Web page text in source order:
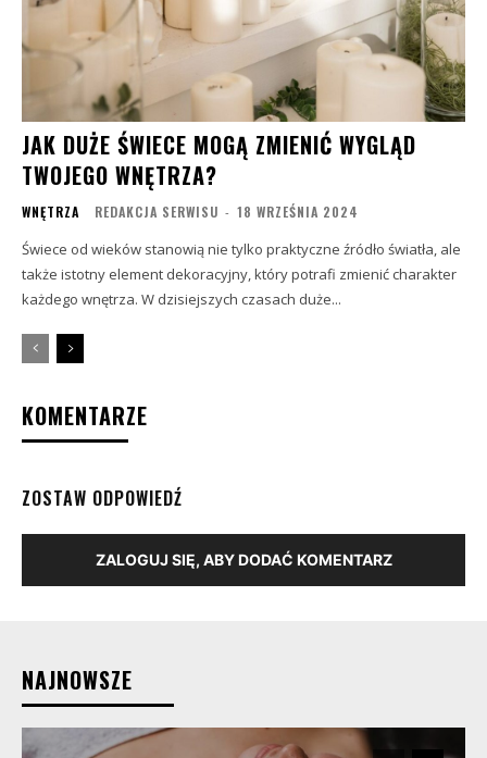
JAK DUŻE ŚWIECE MOGĄ ZMIENIĆ WYGLĄD
TWOJEGO WNĘTRZA?
WNĘTRZA REDAKCJA SERWISU - 18 WRZEŚNIA 2024
Świece od wieków stanowią nie tylko praktyczne źródło światła, ale
także istotny element dekoracyjny, który potrafi zmienić charakter
każdego wnętrza. W dzisiejszych czasach duże...
KOMENTARZE
ZOSTAW ODPOWIEDŹ
ZALOGUJ SIĘ, ABY DODAĆ KOMENTARZ
NAJNOWSZE